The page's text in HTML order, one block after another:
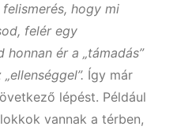
felismerés, hogy mi
felér egy
ér a „támadás”
Így már
lépést. Például
vannak a térben,